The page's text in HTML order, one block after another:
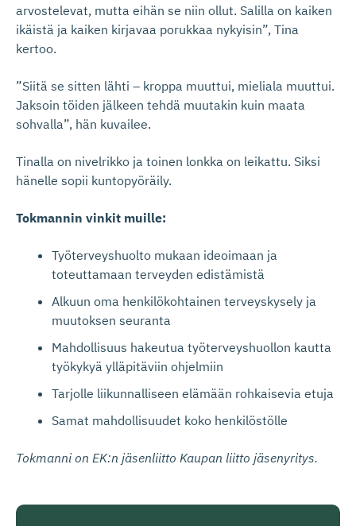
arvostelevat, mutta eihän se niin ollut. Salilla on kaiken
ikäistä ja kaiken kirjavaa porukkaa nykyisin”, Tina
kertoo.
”Siitä se sitten lähti – kroppa muuttui, mieliala muuttui.
Jaksoin töiden jälkeen tehdä muutakin kuin maata
sohvalla”, hän kuvailee.
Tinalla on nivelrikko ja toinen lonkka on leikattu. Siksi
hänelle sopii kuntopyöräily.
Tokmannin vinkit muille:
Työterveyshuolto mukaan ideoimaan ja
toteuttamaan terveyden edistämistä
Alkuun oma henkilökohtainen terveyskysely ja
muutoksen seuranta
Mahdollisuus hakeutua työterveyshuollon kautta
työkykyä ylläpitäviin ohjelmiin
Tarjolle liikunnalliseen elämään rohkaisevia etuja
Samat mahdollisuudet koko henkilöstölle
Tokmanni on EK:n jäsenliitto Kaupan liitto jäsenyritys.